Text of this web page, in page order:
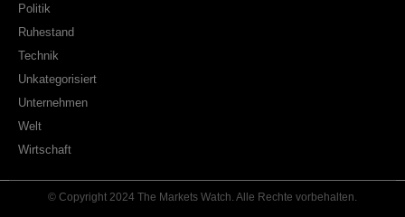
Politik
Ruhestand
Technik
Unkategorisiert
Unternehmen
Welt
Wirtschaft
© Copyright 2024 The Markets Watch. Alle Rechte vorbehalten.